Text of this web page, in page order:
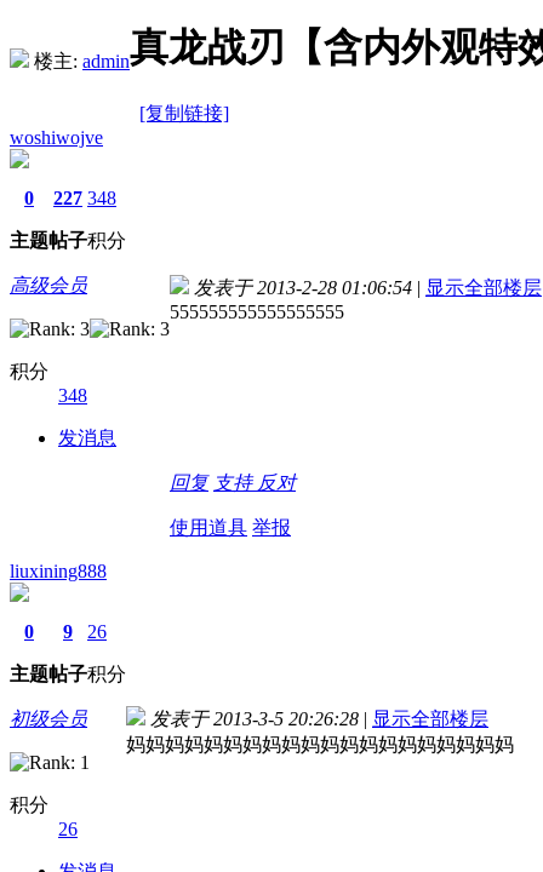
楼主: admin真龙战刃【含内外观特
[复制链接]
woshiwojve
0
主题
227
帖子
348
积分
高级会员
积分
348
发消息
发表于 2013-2-28 01:06:54 | 显示全部楼层
555555555555555555
回复 支持 反对
使用道具 举报
liuxining888
0
主题
9
帖子
26
积分
初级会员
积分
26
发表于 2013-3-5 20:26:28 | 显示全部楼层
妈妈妈妈妈妈妈妈妈妈妈妈妈妈妈妈妈妈妈妈